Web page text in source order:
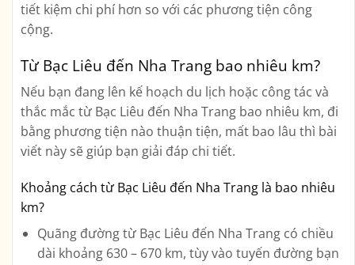
tiết kiệm chi phí hơn so với các phương tiện công
cộng.
Từ Bạc Liêu đến Nha Trang bao nhiêu km?
Nếu bạn đang lên kế hoạch du lịch hoặc công tác và
thắc mắc từ Bạc Liêu đến Nha Trang bao nhiêu km, đi
bằng phương tiện nào thuận tiện, mất bao lâu thì bài
viết này sẽ giúp bạn giải đáp chi tiết.
Khoảng cách từ Bạc Liêu đến Nha Trang là bao nhiêu
km?
Quãng đường từ Bạc Liêu đến Nha Trangcó chiều
dài khoảng 630 – 670 km, tùy vào tuyến đường bạn